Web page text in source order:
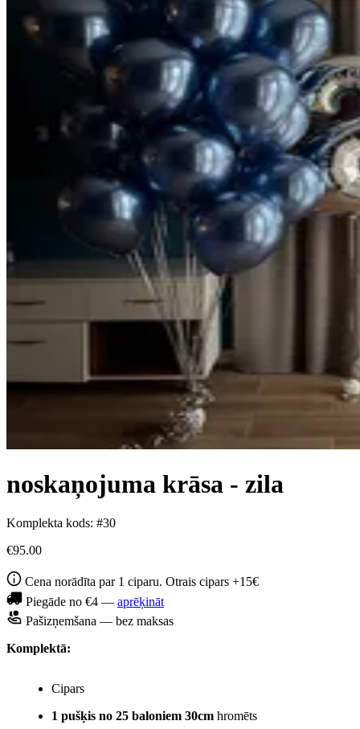
noskaņojuma krāsa - zila
Komplekta kods: #30
€95.00
Cena norādīta par 1 ciparu. Otrais cipars +15€
Piegāde no €4 — aprēķināt
Pašizņemšana — bez maksas
Komplektā:
Cipars
1 pušķis no 25 baloniem 30cm hromēts